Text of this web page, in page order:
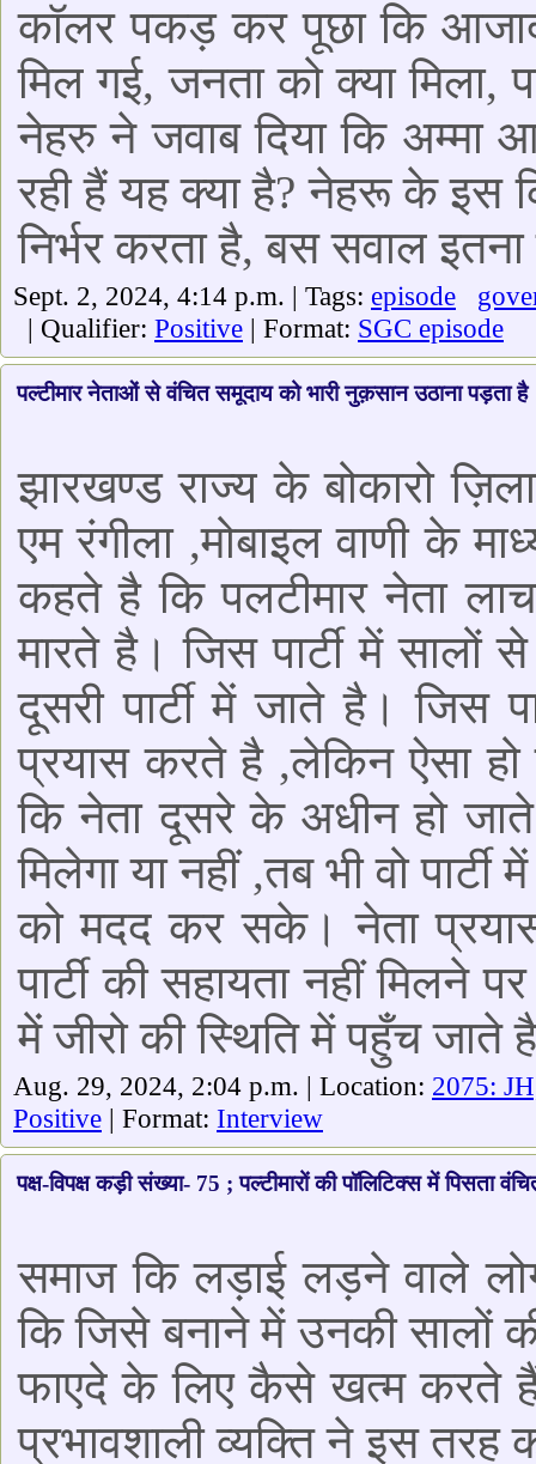
कॉलर पकड़ कर पूछा कि
मिल गई, जनता को क्या
नेहरु ने जवाब दिया कि अम्मा
रही हैं यह क्या है? नेहरू के
निर्भर करता है, बस सवाल
Sept. 2, 2024, 4:14 p.m. | Tags: episode
| Qualifier: Positive | Format: SGC episode
पल्टीमार नेताओं से वंचित समूदाय को भारी नुक़सान उठाना पड़ता है
झारखण्ड राज्य के बोकारो
एम रंगीला ,मोबाइल वाणी के
कहते है कि पलटीमार नेता
मारते है। जिस पार्टी में सालों
दूसरी पार्टी में जाते है। जिस
प्रयास करते है ,लेकिन ऐसा
कि नेता दूसरे के अधीन हो
मिलेगा या नहीं ,तब भी वो
को मदद कर सके। नेता
पार्टी की सहायता नहीं मिलने
में जीरो की स्थिति में पहुँच जाते है
Aug. 29, 2024, 2:04 p.m. | Location: 2075:
Positive | Format: Interview
पक्ष-विपक्ष कड़ी संख्या- 75 ; पल्टीमारों की पॉलिटिक्स में पिसता
समाज कि लड़ाई लड़ने वाले
कि जिसे बनाने में उनकी सालों
फाएदे के लिए कैसे खत्म करते
प्रभावशाली व्यक्ति ने इस तरह